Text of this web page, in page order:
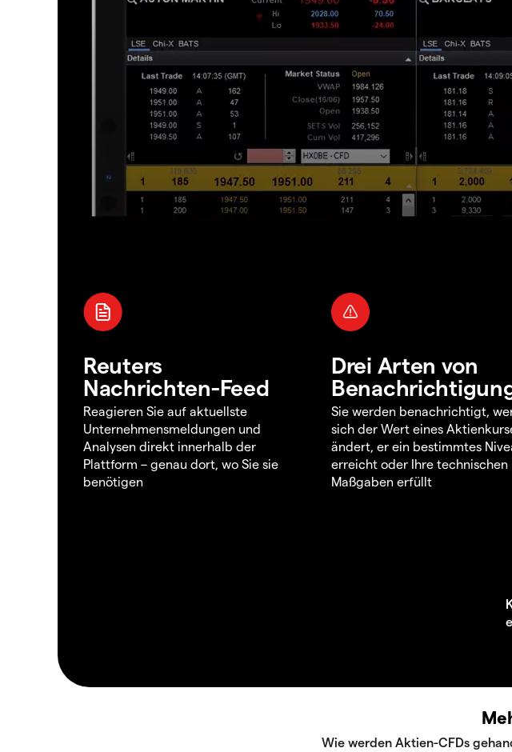
Reuters
Nachrichten-Feed
Reagieren Sie auf aktuellste
Unternehmensmeldungen und
Analysen direkt innerhalb der
Plattform – genau dort, wo Sie sie
benötigen
Drei Arten von
Sie werden benachrichtigt,
sich der Wert eines
ändert, er ein bestimmtes
erreicht oder Ihre technischen
Maßgaben erfüllt